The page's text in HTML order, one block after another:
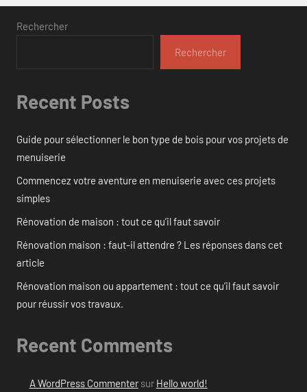
Rechercher
Rechercher
Recent Posts
Guide pour sélectionner le bon type de bois pour vos projets de
menuiserie
Commencez votre aventure en menuiserie avec ces projets
simples
Rénovation de maison : tout ce qu’il faut savoir
Rénovation maison : faut-il attendre ? Les réponses dans cet
article
Rénovation maison ou appartement : tout ce qu’il faut savoir
pour réussir vos travaux.
Recent Comments
A WordPress Commentersur Hello world!